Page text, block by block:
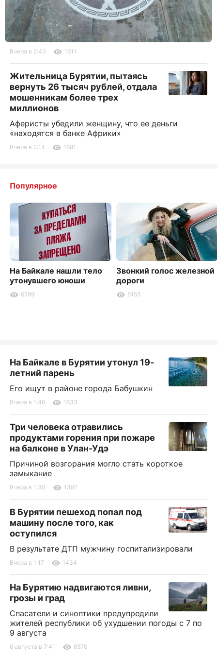
Вчера в 2:40 1611
Жительница Бурятии, пытаясь
вернуть 26 тысяч рублей, отдала
мошенникам более трех
миллионов
Аферисты убедили женщину, что ее деньги
«находятся в банке Африки»
Вчера в 2:14 1881
Популярное
На Байкале нашли тело
утонувшего юноши
6789
Звонкий голос железной
дороги
5155
На Байкале в Бурятии утонул 19-
летний парень
Его ищут в районе города Бабушкин
Вчера в 1:46 1833
Три человека отравились
продуктами горения при пожаре
на балконе в Улан-Удэ
Причиной возгорания могло стать короткое
замыкание
Вчера в 1:30 1387
В Бурятии пешеход попал под
машину после того, как
оступился
В результате ДТП мужчину госпитализировали
Вчера в 1:17 1434
На Бурятию надвигаются ливни,
грозы и град
Спасатели и синоптики предупредили
жителей республики об ухудшении погоды с 7 по
9 августа
6 августа в 7:41 6570